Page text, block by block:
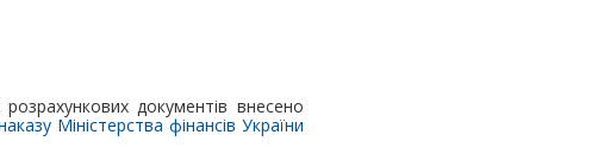
документів внесено
Міністерства фінансів України